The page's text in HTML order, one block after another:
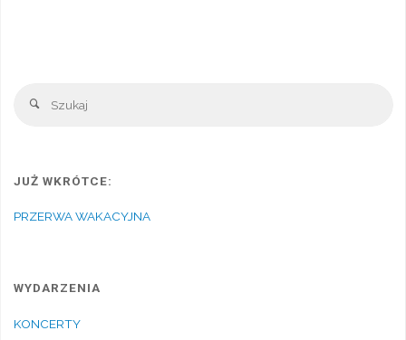
Szukaj
JUŻ WKRÓTCE:
PRZERWA WAKACYJNA
WYDARZENIA
KONCERTY